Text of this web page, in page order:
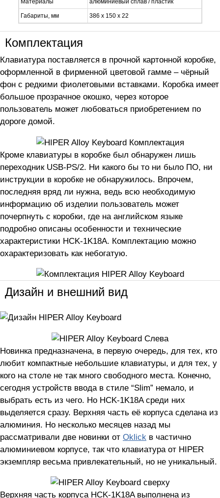
Материалы алюминиевый сплав / пластик
Габариты, мм 386 х 150 х 22
Комплектация
Клавиатура поставляется в прочной картонной коробке,
оформленной в фирменной цветовой гамме – чёрный
фон с редкими фиолетовыми вставками. Коробка имеет
большое прозрачное окошко, через которое
пользователь может любоваться приобретением по
дороге домой.
Кроме клавиатуры в коробке был обнаружен лишь
переходник USB-PS/2. Ни какого бы то ни было ПО, ни
инструкции в коробке не обнаружилось. Впрочем,
последняя вряд ли нужна, ведь всю необходимую
информацию об изделии пользователь может
почерпнуть с коробки, где на английском языке
подробно описаны особенности и технические
характеристики HCK-1K18A. Комплектацию можно
охарактеризовать как небогатую.
Дизайн и внешний вид
Новинка предназначена, в первую очередь, для тех, кто
любит компактные небольшие клавиатуры, и для тех, у
кого на столе не так много свободного места. Конечно,
сегодня устройств ввода в стиле “Slim” немало, и
выбрать есть из чего. Но HCK-1K18A среди них
выделяется сразу. Верхняя часть её корпуса сделана из
алюминия. Но несколько месяцев назад мы
рассматривали две новинки от Oklick в частично
алюминиевом корпусе, так что клавиатура от HIPER
экземпляр весьма привлекательный, но не уникальный.
Верхняя часть корпуса HCK-1K18A выполнена из